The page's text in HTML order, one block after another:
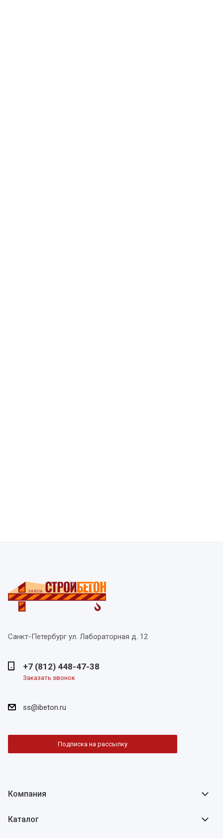
Санкт-Петербург ул. Лабораторная д. 12
+7 (812) 448-47-38
Заказать звонок
ss@ibeton.ru
Подписка на рассылку
Компания
Каталог